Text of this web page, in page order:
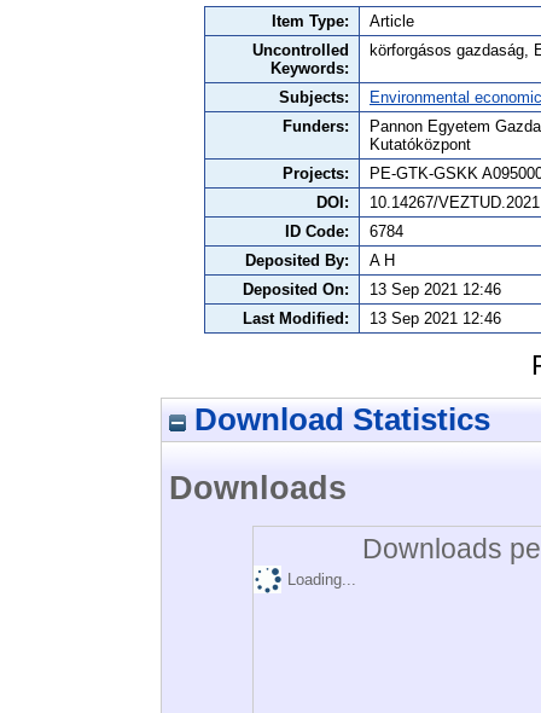
Item Type:
Article
Uncontrolled
Keywords:
körforgásos gazdaság,
Subjects:
Environmental
Funders:
Pannon Egyetem
Kutatóközpont
Projects:
PE-GTK-GSKK
DOI:
10.14267/
ID Code:
6784
Deposited By:
A H
Deposited On:
13 Sep 2021 12:46
Last Modified:
13 Sep 2021 12:46
Download Statistics
Downloads
Downloads
Loading...